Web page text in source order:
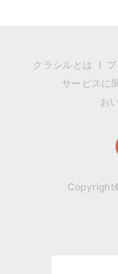
クラシルとは
サービスに
お